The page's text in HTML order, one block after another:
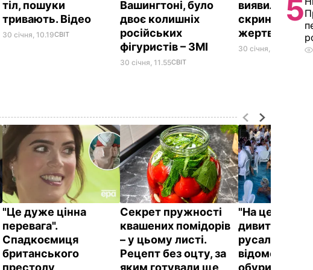
тіл, пошуки
тривають. Відео
30 січня, 10.19СВІТ
Вашингтоні, було
двоє колишніх
російських
фігуристів – ЗМІ
30 січня, 11.55СВІТ
виявили
скриньку,
жертв і далі
30 січня, 14.03 СВІТ
"Це дуже цінна
перевага".
Спадкоємиця
британського
престолу
Секрет пружності
квашених помідорів
– у цьому листі.
Рецепт без оцту, за
яким готували ще
"На це навіть
дивитися".
русалками у
відомому
обурило
5